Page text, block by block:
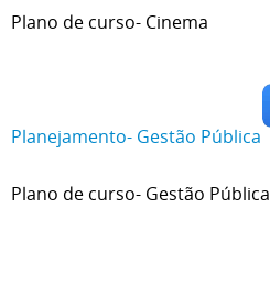
Plano de curso- Cinema
Planejamento- Gestão Pública
Plano de curso- Gestão Pública